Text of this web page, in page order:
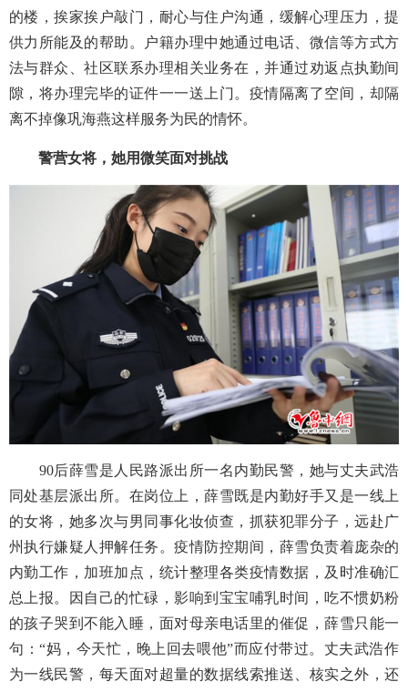
的楼，挨家挨户敲门，耐心与住户沟通，缓解心理压力，提
供力所能及的帮助。户籍办理中她通过电话、微信等方式方
法与群众、社区联系办理相关业务在，并通过劝返点执勤间
隙，将办理完毕的证件一一送上门。疫情隔离了空间，却隔
离不掉像巩海燕这样服务为民的情怀。
警营女将，她用微笑面对挑战
90后薛雪是人民路派出所一名内勤民警，她与丈夫武浩
同处基层派出所。在岗位上，薛雪既是内勤好手又是一线上
的女将，她多次与男同事化妆侦查，抓获犯罪分子，远赴广
州执行嫌疑人押解任务。疫情防控期间，薛雪负责着庞杂的
内勤工作，加班加点，统计整理各类疫情数据，及时准确汇
总上报。因自己的忙碌，影响到宝宝哺乳时间，吃不惯奶粉
的孩子哭到不能入睡，面对母亲电话里的催促，薛雪只能一
句：“妈，今天忙，晚上回去喂他”而应付带过。丈夫武浩作
为一线民警，每天面对超量的数据线索推送、核实之外，还